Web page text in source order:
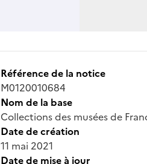
Référence de la notice
M0120010684
Nom de la base
Collections des musées de
Date de création
11 mai 2021
Date de mise à jour